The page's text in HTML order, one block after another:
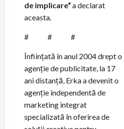
de implicare“a declarat
aceasta.
# # #
Înființată în anul 2004 drept o
agenție de publicitate, la 17
ani distanță, Erka a devenit o
agenție independentă de
marketing integrat
specializată în oferirea de